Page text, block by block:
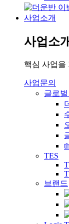
사업소개
사업소개
핵심 사업을
사업문의
글로
TES
브랜드